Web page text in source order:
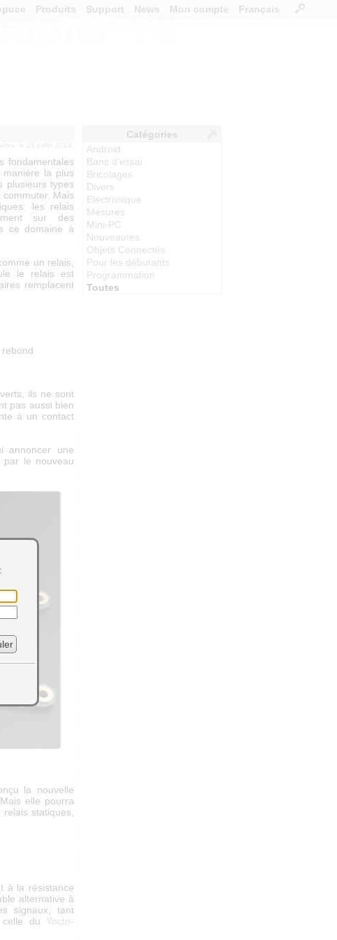
V2
, le 26 juillet 2019.
fondamentales
la plus
plusieurs types
Mais
les relais
sur des
ce domaine à
un relais,
le relais est
remplacent
ils ne sont
pas aussi bien
à un contact
annoncer une
par le nouveau
la nouvelle
elle pourra
statiques,
à la résistance
alternative à
signaux, tant
celle du Yocto-
Produits Support News Mon compte Français
Catégories
Android
Banc d'essai
Bricolages
Divers
Electronique
Mesures
Mini-PC
Nouveautés
Objets Connectés
Pour les débutants
Programmation
Toutes